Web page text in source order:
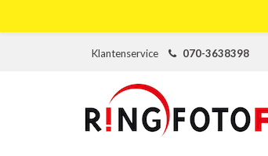
Klantenservice 070-3638398